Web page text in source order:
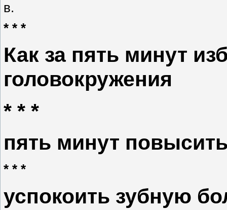
в.
* * *
Как за пять минут
головокружения
* * *
пять минут
* * *
успокоить зубную